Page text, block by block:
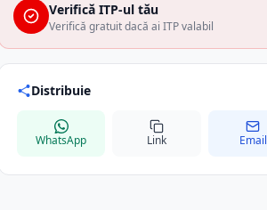
Verifică ITP-ul tău
Verifică gratuit dacă ai ITP valabil
Distribuie
WhatsApp Link Email